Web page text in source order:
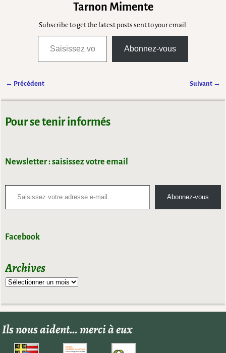
Tarnon Mimente
Subscribe to get the latest posts sent to your email.
Abonnez-vous
← Précédent Suivant →
Pour se tenir informés
Newsletter : saisissez votre email
Abonnez-vous
Facebook
Archives
Ils nous aident… merci à eux